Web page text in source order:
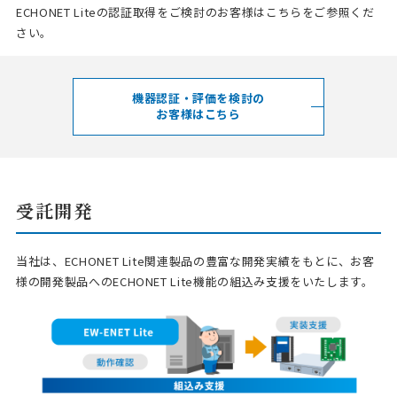
ECHONET Liteの認証取得をご検討のお客様はこちらをご参照くだ
さい。
機器認証・評価を検討の
お客様はこちら
受託開発
当社は、ECHONET Lite関連製品の豊富な開発実績をもとに、お客
様の開発製品へのECHONET Lite機能の組込み支援をいたします。